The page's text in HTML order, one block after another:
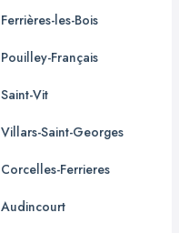
Ferrières-les-Bois
Pouilley-Français
Saint-Vit
Villars-Saint-Georges
Corcelles-Ferrieres
Audincourt